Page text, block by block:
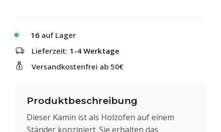
16 auf Lager
Lieferzeit: 1-4 Werktage
Versandkostenfrei ab 50€
Produktbeschreibung
Dieser Kamin ist als Holzofen auf einem
Ständer konzipiert. Sie erhalten das